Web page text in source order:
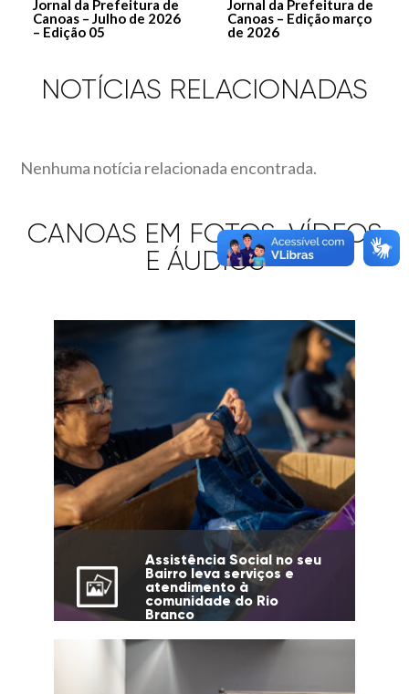
Jornal da Prefeitura de
Canoas – Julho de 2026
– Edição 05
Jornal da Prefeitura de
Canoas – Edição março
de 2026
NOTÍCIAS RELACIONADAS
Nenhuma notícia relacionada encontrada.
CANOAS EM FOTOS, VÍDEOS
E ÁUDIOS
Assistência Social no seu
Bairro leva serviços e
atendimento à
comunidade do Rio
Branco